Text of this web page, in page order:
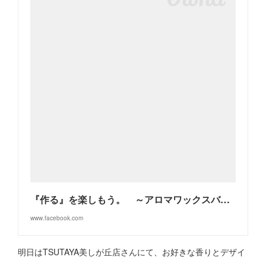
『作る』を楽しもう。 ～アロマワックスバーの会～
www.facebook.com
明日はTSUTAYA美しが丘店さんにて、お好きな香りとデザイ